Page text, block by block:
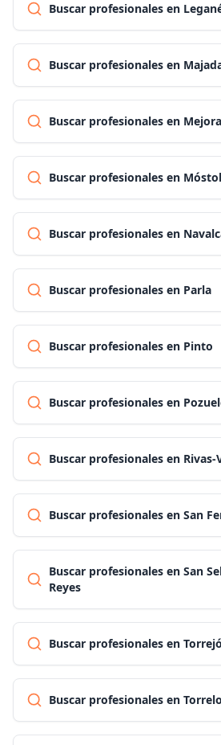
Buscar profesionales en
Buscar profesionales en
Buscar profesionales en
Buscar profesionales en
Buscar profesionales en
Buscar profesionales en Parla
Buscar profesionales en Pinto
Buscar profesionales en
Buscar profesionales en Rivas-
Buscar profesionales en San
Buscar profesionales en San
Reyes
Buscar profesionales en
Buscar profesionales en